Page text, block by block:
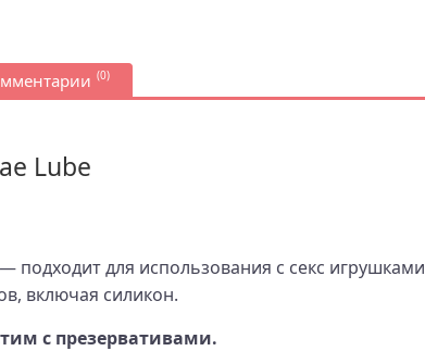
(0)
Lube
подходит для использования с секс игрушками
включая силикон.
с презервативами.